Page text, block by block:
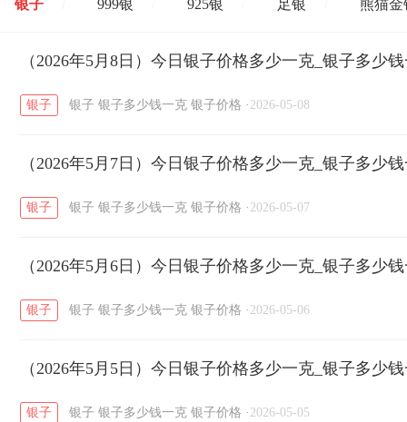
银子 999银 925银 足银 熊猫金
开国纪念币 大清银币 / 长城币 / 老
菜百 周生生 周大生
六福 / 金至尊 / 潮宏基 / 亚一金店
（2026年5月8日）今日银子价格多少一克_银子多少
银子 银子 银子多少钱一克 银子价格 · 2026-05-08
（2026年5月7日）今日银子价格多少一克_银子多少
银子 银子 银子多少钱一克 银子价格 · 2026-05-07
（2026年5月6日）今日银子价格多少一克_银子多少
银子 银子 银子多少钱一克 银子价格 · 2026-05-06
（2026年5月5日）今日银子价格多少一克_银子多少
银子 银子 银子多少钱一克 银子价格 · 2026-05-05